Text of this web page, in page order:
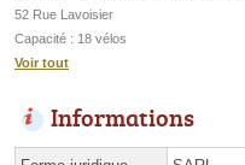
52 Rue Lavoisier
Capacité : 18 vélos
Voir tout
Informations